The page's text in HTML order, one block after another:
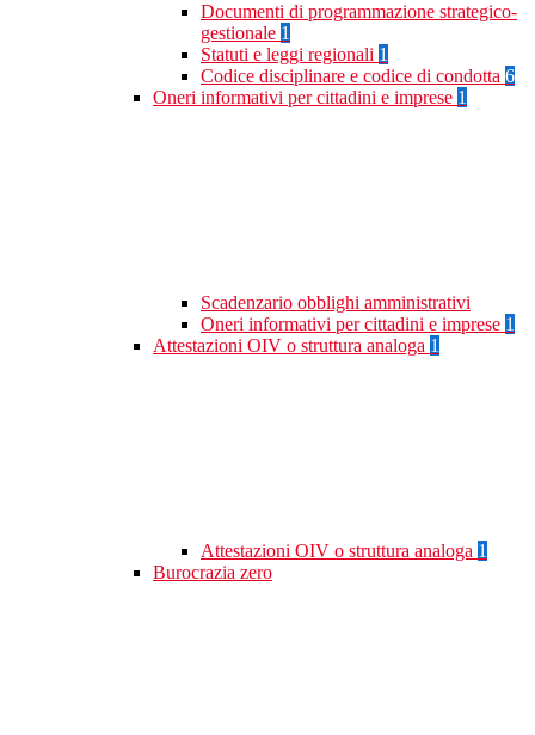
Documenti di programmazione strategico-
gestionale 1
Statuti e leggi regionali 1
Codice disciplinare e codice di condotta 6
Oneri informativi per cittadini e imprese 1
Scadenzario obblighi amministrativi
Oneri informativi per cittadini e imprese 1
Attestazioni OIV o struttura analoga 1
Attestazioni OIV o struttura analoga 1
Burocrazia zero